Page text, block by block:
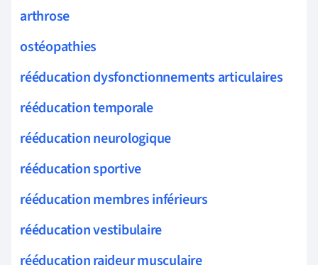
arthrose
ostéopathies
rééducation dysfonctionnements articulaires
rééducation temporale
rééducation neurologique
rééducation sportive
rééducation membres inférieurs
rééducation vestibulaire
rééducation raideur musculaire